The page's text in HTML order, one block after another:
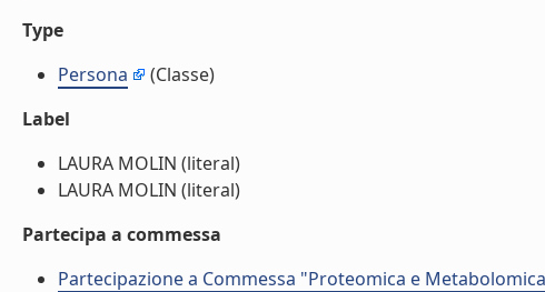
Type
Persona
(Classe)
Label
LAURA MOLIN (literal)
LAURA MOLIN (literal)
Partecipa a commessa
Partecipazione a Commessa "Proteomica e